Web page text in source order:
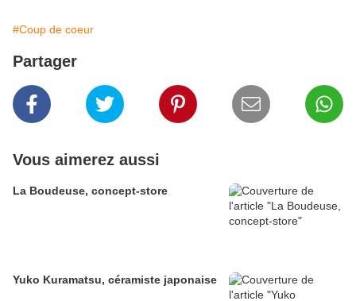
#Coup de coeur
Partager
Vous aimerez aussi
La Boudeuse, concept-store
Yuko Kuramatsu, céramiste japonaise